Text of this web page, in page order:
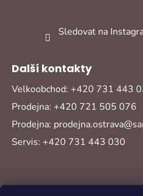
Sledovat na
Další kontakty
Velkoobchod: +420 731 443
Prodejna: +420 721 505 076
Prodejna:
Servis: +420 731 443 030